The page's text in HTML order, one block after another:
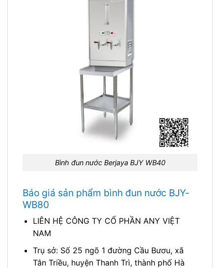
Bình đun nước Berjaya BJY WB40
Báo giá sản phẩm bình đun nước BJY-
WB80
LIÊN HỆ CÔNG TY CỔ PHẦN ANY VIỆT
NAM
Trụ sở: Số 25 ngõ 1 đường Cầu Bươu, xã
Tân Triều, huyện Thanh Trì, thành phố Hà